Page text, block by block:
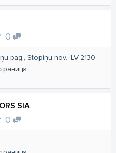
0
pag., Stopiņu nov., LV-2130
SIA
0